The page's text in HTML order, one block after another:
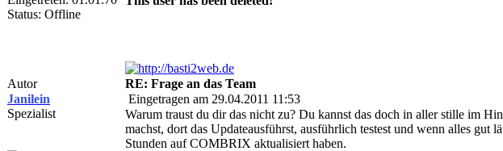
Status: Offline
Autor RE: Frage an das Team
Janilein
Spezialist
Eingetragen am 29.04.2011 11:53
Warum traust du dir das nicht zu? Du kannst das doch in aller stille im
machst, dort das Updateausführst, ausführlich testest und wenn alles
Stunden auf COMBRIX aktualisiert haben.